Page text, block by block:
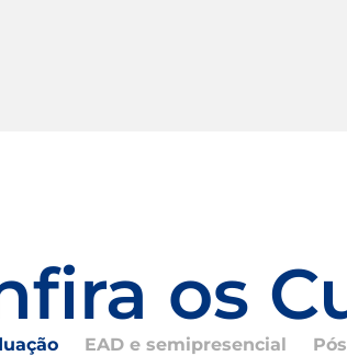
os
EAD e semipresencial